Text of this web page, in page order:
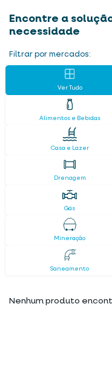
Encontre a
necessidade
Filtrar por mercados:
Ver Tudo
Alimentos e Bebidas
Casa e Lazer
Drenagem
Gás
Mineração
Saneamento
Nenhum produto